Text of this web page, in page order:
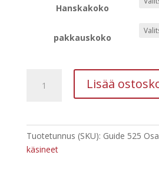
Hanskakoko
pakkauskoko
GUIDE
määrä
Lisää
Tuotetunnus (SKU): Guide 525
käsineet